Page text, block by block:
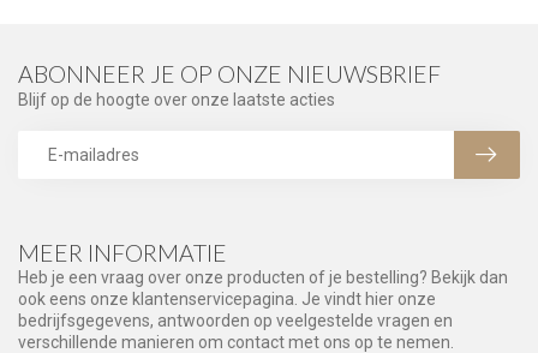
MEER INFORMATIE
Heb je een vraag over onze producten of je bestelling? Bekijk dan
ook eens onze klantenservicepagina. Je vindt hier onze
bedrijfsgegevens, antwoorden op veelgestelde vragen en
verschillende manieren om contact met ons op te nemen.
ABONNEER JE OP ONZE NIEUWSBRIEF
Blijf op de hoogte over onze laatste acties